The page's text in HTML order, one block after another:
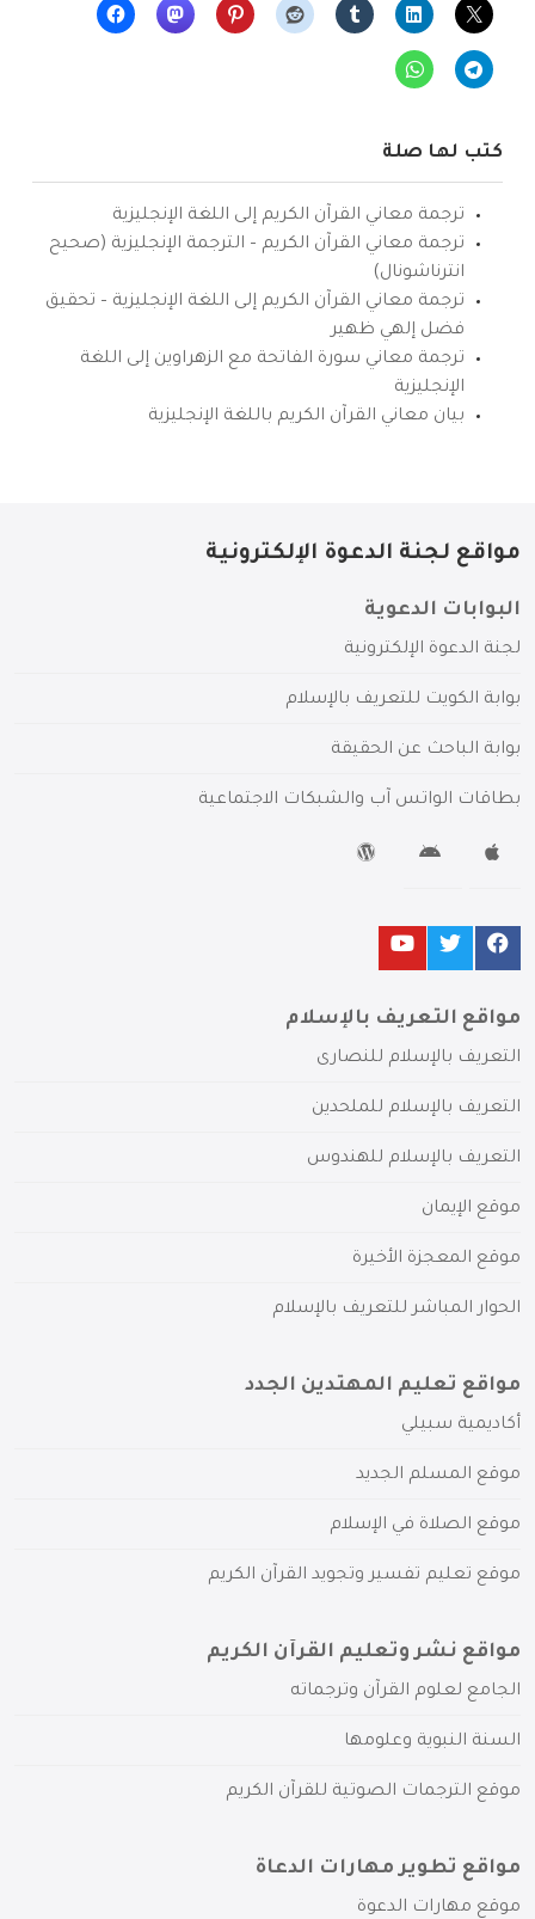
كتب لها صلة
ترجمة معاني القرآن الكريم إلى اللغة الإنجليزية
ترجمة معاني القرآن الكريم – الترجمة الإنجليزية (صحيح
انترناشونال)
ترجمة معاني القرآن الكريم إلى اللغة الإنجليزية – تحقيق
فضل إلهي ظهير
ترجمة معاني سورة الفاتحة مع الزهراوين إلى اللغة
الإنجليزية
بيان معاني القرآن الكريم باللغة الإنجليزية
مواقع لجنة الدعوة الإلكترونية
البوابات الدعوية
لجنة الدعوة الإلكترونية
بوابة الكويت للتعريف بالإسلام
بوابة الباحث عن الحقيقة
بطاقات الواتس آب والشبكات الاجتماعية
مواقع التعريف بالإسلام
التعريف بالإسلام للنصارى
التعريف بالإسلام للملحدين
التعريف بالإسلام للهندوس
موقع الإيمان
موقع المعجزة الأخيرة
الحوار المباشر للتعريف بالإسلام
مواقع تعليم المهتدين الجدد
أكاديمية سبيلي
موقع المسلم الجديد
موقع الصلاة في الإسلام
موقع تعليم تفسير وتجويد القرآن الكريم
مواقع نشر وتعليم القرآن الكريم
الجامع لعلوم القرآن وترجماته
السنة النبوية وعلومها
موقع الترجمات الصوتية للقرآن الكريم
مواقع تطوير مهارات الدعاة
موقع مهارات الدعوة